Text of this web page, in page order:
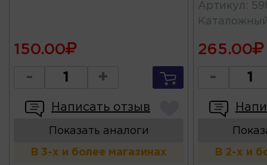
150.00
- +
Написать отзыв
Показать аналоги
В 3-х и более магазинах
Артикул :
265.00
-
В 2-х и